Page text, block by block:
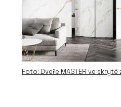
PRODUKTY
Dveře MASTER -
Foto: Dveře MASTER ve skryté